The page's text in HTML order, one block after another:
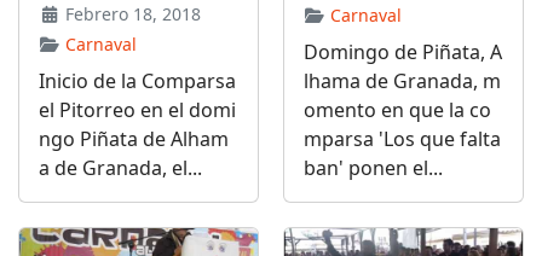
Febrero 18, 2018
Carnaval
Inicio de la Comparsa
el Pitorreo en el domi
ngo Piñata de Alham
a de Granada, el...
Carnaval
Domingo de Piñata, A
lhama de Granada, m
omento en que la co
mparsa 'Los que falta
ban' ponen el...